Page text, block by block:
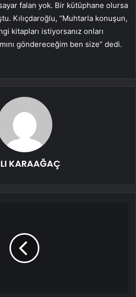
falan yok. Bir kütüphane olursa
Kılıçdaroğlu, “Muhtarla konuşun,
kitapları istiyorsanız onları
göndereceğim ben size” dedi.
KARAAĞAÇ